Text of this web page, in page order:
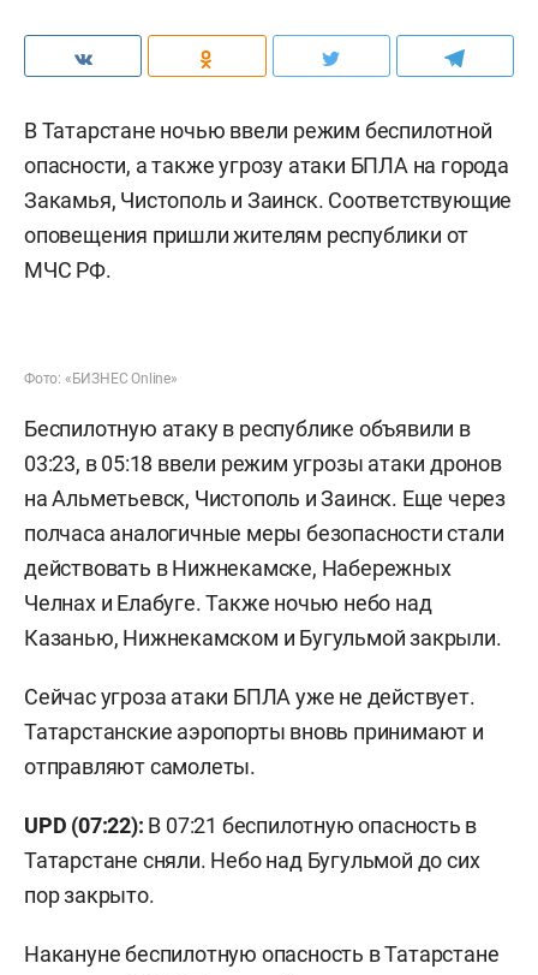
В Татарстане ночью ввели режим беспилотной
опасности, а также угрозу атаки БПЛА на города
Закамья, Чистополь и Заинск. Соответствующие
оповещения пришли жителям республики от
МЧС РФ.
Фото: «БИЗНЕС Online»
Беспилотную атаку в республике объявили в
03:23, в 05:18 ввели режим угрозы атаки дронов
на Альметьевск, Чистополь и Заинск. Еще через
полчаса аналогичные меры безопасности стали
действовать в Нижнекамске, Набережных
Челнах и Елабуге. Также ночью небо над
Казанью, Нижнекамском и Бугульмой закрыли.
Сейчас угроза атаки БПЛА уже не действует.
Татарстанские аэропорты вновь принимают и
отправляют самолеты.
UPD (07:22): В 07:21 беспилотную опасность в
Татарстане сняли. Небо над Бугульмой до сих
пор закрыто.
Накануне беспилотную опасность в Татарстане